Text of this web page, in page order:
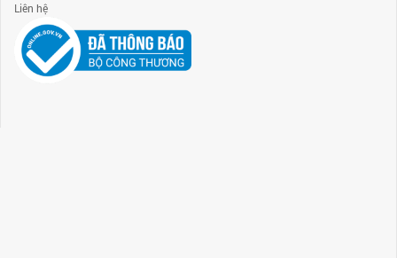
Liên hệ